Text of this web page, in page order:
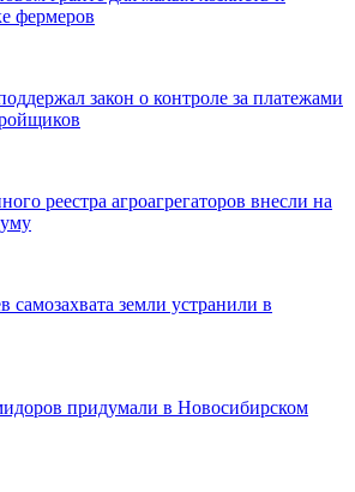
фермеров
закон о контроле за платежами
реестра агроагрегаторов внесли на
самозахвата земли устранили в
придумали в Новосибирском